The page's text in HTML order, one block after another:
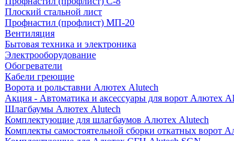
Плоский стальной лист
Профнастил (профлист) МП-20
Вентиляция
Бытовая техника и электроника
Электрооборудование
Обогреватели
Кабели греющие
Ворота и рольставни Алютех Alutech
Акция - Автоматика и аксессуары для ворот Алютех
Шлагбаумы Алютех Alutech
Комплектующие для шлагбаумов Алютех Alutech
Комплекты самостоятельной сборки откатных ворот